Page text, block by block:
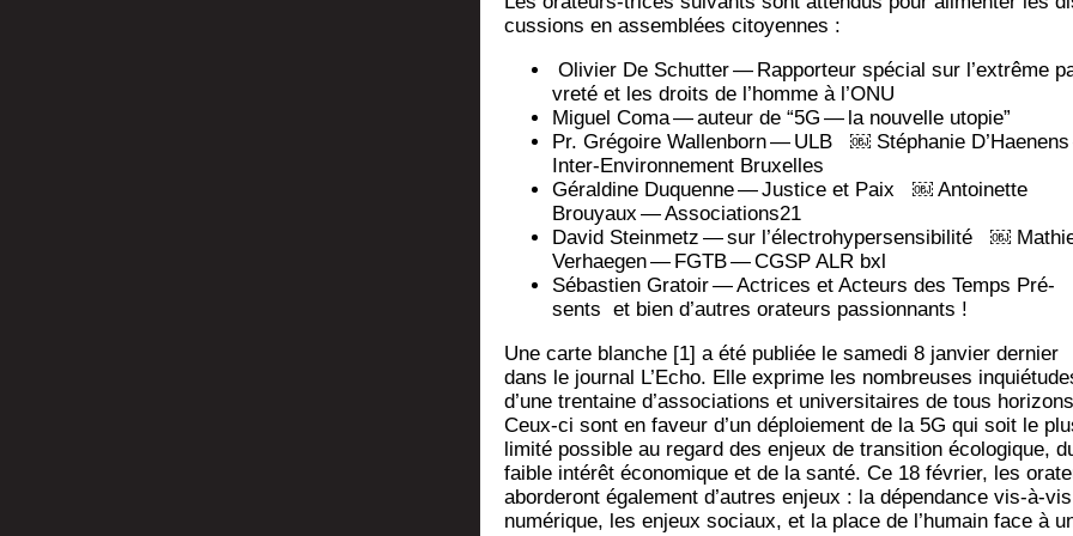
cus­sions en assem­blées citoyennes :
Oli­vier De Schut­ter — Rap­por­teur spé­cial sur l’extrême
vre­té et les droits de l’homme à l’ONU
Miguel Coma — auteur de “5G — la nou­velle utopie”
Pr. Gré­goire Wal­len­born — ULB ￼ Sté­pha­nie
Inter-Envi­ron­ne­ment Bruxelles
Géral­dine Duquenne — Jus­tice et Paix ￼ Antoi­nette
Brouyaux — Associations21
David Stein­metz — sur l’électrohypersensibilité ￼
Verhae­gen — FGTB — CGSP ALR bxl
Sébas­tien Gra­toir — Actrices et Acteurs des Temps Pré­
sents et bien d’autres ora­teurs passionnants !
Une carte blanche [1] a été publiée le same­di 8 jan­vier der­nier
dans le jour­nal L’Echo. Elle exprime les nom­breuses
d’une tren­taine d’associations et uni­ver­si­taires de tous
Ceux-ci sont en faveur d’un déploie­ment de la 5G qui soit le
limi­té pos­sible au regard des enjeux de tran­si­tion éco­lo­gique,
faible inté­rêt éco­no­mique et de la san­té. Ce 18 février, les
abor­de­ront éga­le­ment d’autres enjeux : la dépen­dance vis-à-
numé­rique, les enjeux sociaux, et la place de l’humain face à